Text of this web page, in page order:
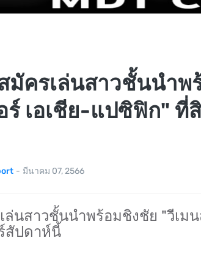
ครเล่นสาวชั้นนำพ
ร์ เอเชีย-แปซิฟิก"
- มีนาคม 07, 2566
นสาวชั้นนำพร้อมชิงชัย "วีเมน
สัปดาห์นี้